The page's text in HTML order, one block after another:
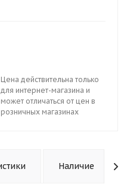
Цена действительна только
для интернет-магазина и
может отличаться от цен в
розничных магазинах
Наличие